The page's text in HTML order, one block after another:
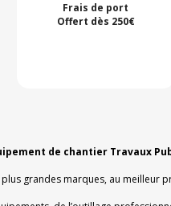
Frais de port
Offert dès 250€
de chantier Travaux
grandes marques, au meilleur